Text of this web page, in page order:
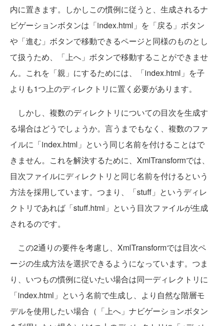
内に置きます。しかしこの慣例に従うと、生成されるナ
ビゲーションボタンは「index.html」を「戻る」ボタン
や「進む」ボタンで移動できるページと同様のものとし
て扱うため、「上へ」ボタンで移動することができませ
ん。これを「親」にするためには、「index.html」を子
よりも1つ上のディレクトリに置く必要があります。
しかし、複数のディレクトリについての目次を生成す
る場合はどうでしょうか。言うまでもなく、複数のファ
イルに「index.html」という同じ名前を付けることはで
きません。これを解決するために、XmlTransformでは、
目次ファイルにディレクトリと同じ名前を付けるという
方法を採用しています。つまり、「stuff」というディレ
クトリであれば「stuff.html」という目次ファイルが生成
されるのです。
この2通りの要件を考慮し、XmlTransformでは目次ペ
ージの生成方法を選択できるようになっています。つま
り、いつもの慣例に従いたい場合は同一ディレクトリに
「index.html」という名前で生成し、より自然な階層モ
デルを使用したい場合（「上へ」ナビゲーションボタン